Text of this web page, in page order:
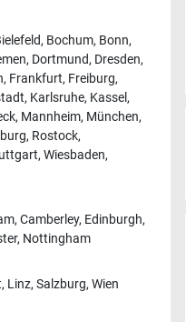
, Bochum, Bonn,
, Dortmund, Dresden,
, Frankfurt, Freiburg,
, Karlsruhe, Kassel,
, Mannheim, München,
, Rostock,
, Wiesbaden,
, Camberley, Edinburgh,
, Nottingham
, Linz, Salzburg, Wien